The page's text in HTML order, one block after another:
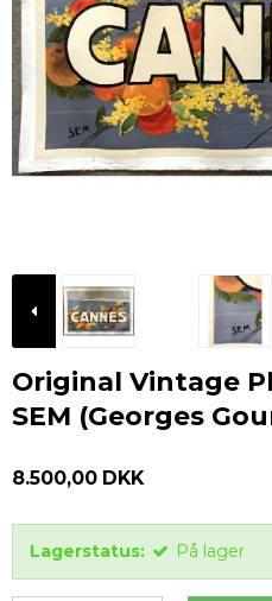
Original Vintage
SEM (Georges
8.500,00 DKK
Lagerstatus: På lager